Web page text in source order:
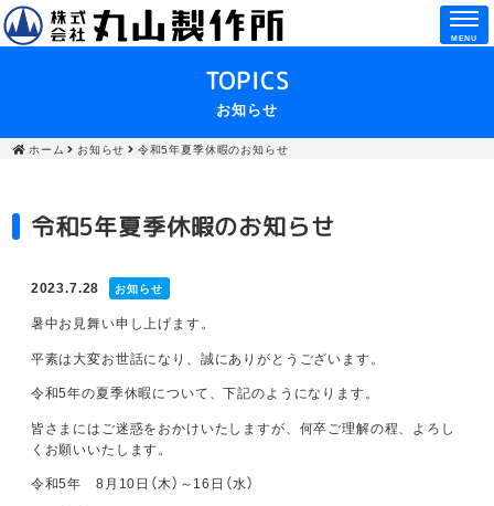
MENU
TOPICS
お知らせ
ホーム お知らせ 令和5年夏季休暇のお知らせ
令和5年夏季休暇のお知らせ
2023.7.28 お知らせ
暑中お見舞い申し上げます。
平素は大変お世話になり、誠にありがとうございます。
令和5年の夏季休暇について、下記のようになります。
皆さまにはご迷惑をおかけいたしますが、何卒ご理解の程、よろし
くお願いいたします。
令和5年 8月10日（木）～16日（水）